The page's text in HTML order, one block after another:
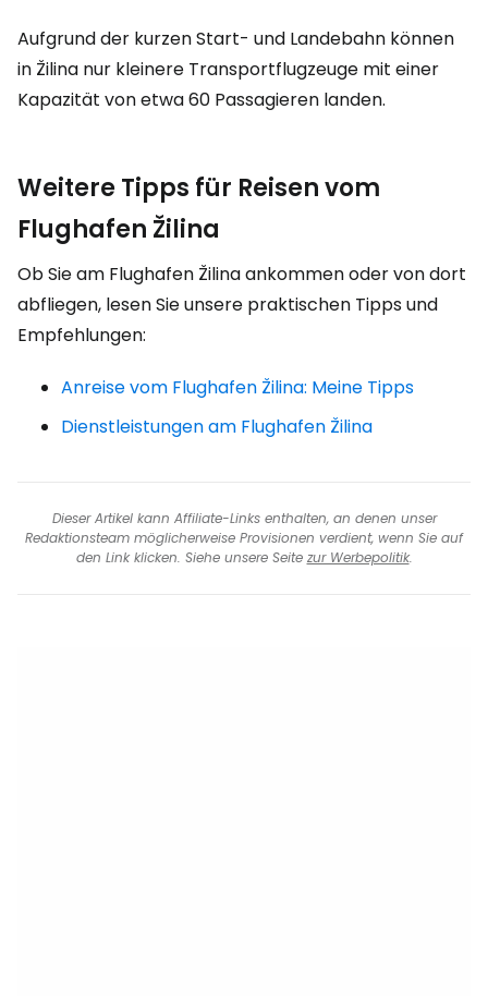
Aufgrund der kurzen Start- und Landebahn können
in Žilina nur kleinere Transportflugzeuge mit einer
Kapazität von etwa 60 Passagieren landen.
Weitere Tipps für Reisen vom
Flughafen Žilina
Ob Sie am Flughafen Žilina ankommen oder von dort
abfliegen, lesen Sie unsere praktischen Tipps und
Empfehlungen:
Anreise vom Flughafen Žilina: Meine Tipps
Dienstleistungen am Flughafen Žilina
Dieser Artikel kann Affiliate-Links enthalten, an denen unser
Redaktionsteam möglicherweise Provisionen verdient, wenn Sie auf
den Link klicken. Siehe unsere Seite zur Werbepolitik.